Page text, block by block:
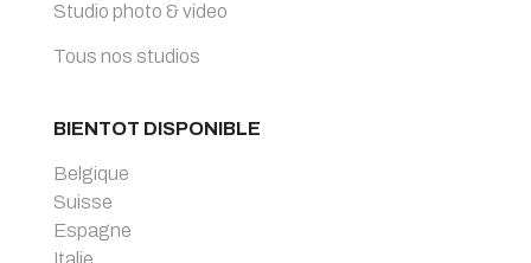
Studio photo & video
Tous nos studios
BIENTOT DISPONIBLE
Belgique
Suisse
Espagne
Italie